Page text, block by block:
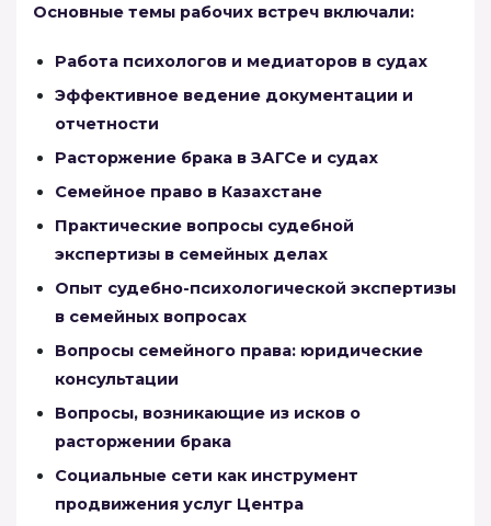
Основные темы рабочих встреч включали:
Работа психологов и медиаторов в судах
Эффективное ведение документации и
отчетности
Расторжение брака в ЗАГСе и судах
Семейное право в Казахстане
Практические вопросы судебной
экспертизы в семейных делах
Опыт судебно-психологической экспертизы
в семейных вопросах
Вопросы семейного права: юридические
консультации
Вопросы, возникающие из исков о
расторжении брака
Социальные сети как инструмент
продвижения услуг Центра